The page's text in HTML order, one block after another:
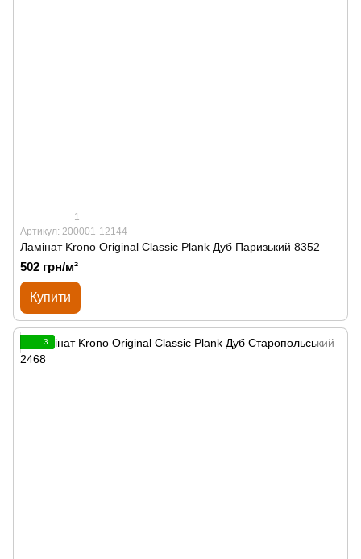
1
Артикул: 200001-12144
Ламінат Krono Original Classic Plank Дуб Паризький 8352
502 грн/м²
Купити
3